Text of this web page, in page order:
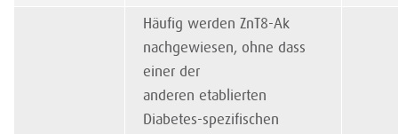
Häufig werden ZnT8-Ak
nachgewiesen, ohne dass
einer der
anderen etablierten
Diabetes-spezifischen